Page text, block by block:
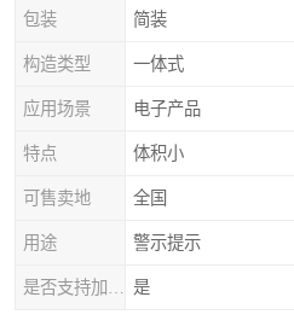
包装 简装
构造类型 一体式
应用场景 电子产品
特点 体积小
可售卖地 全国
用途 警示提示
是